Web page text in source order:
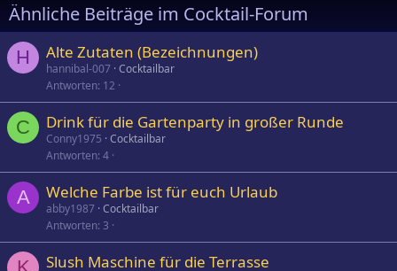
Ähnliche Beiträge im Cocktail-Forum
H Alte Zutaten (Bezeichnungen)
hannibal-007 Cocktailbar
Antworten 12
C Drink für die Gartenparty in großer Runde
Conny1975 Cocktailbar
Antworten 4
A Welche Farbe ist für euch Urlaub
abby1987 Cocktailbar
Antworten 3
K Slush Maschine für die Terrasse